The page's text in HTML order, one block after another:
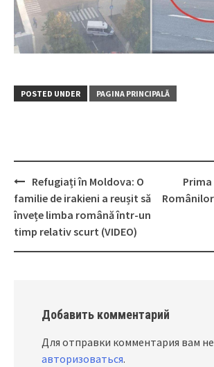
POSTED UNDER PAGINA PRINCIPALĂ
Post
navigation
Refugiați în Moldova: O
familie de irakieni a reușit să
învețe limba română într-un
timp relativ scurt (VIDEO)
Добавить комментарий
Для отправки комментария вам
авторизоваться.